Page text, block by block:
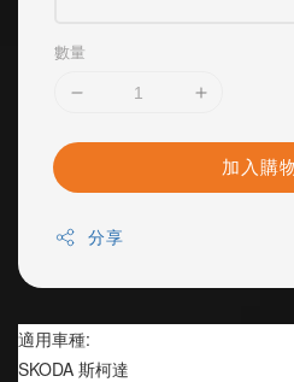
數量
加入購
分享
適用車種:
SKODA 斯柯達